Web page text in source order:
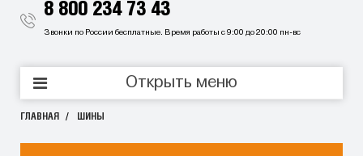
8 800 234 73 43
Звонки по России бесплатные. Время работы с 9:00 до 20:00 пн-вс
Открыть меню
ГЛАВНАЯ ШИНЫ